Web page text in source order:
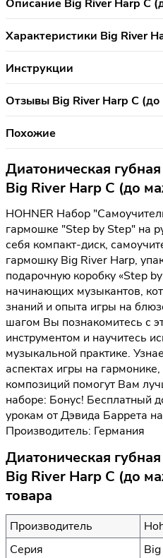
Описание Big River Harp C
Характеристики Big River
Инструкции
Отзывы Big River Harp C
Похожие
Диатоническая
Big River Harp C (до
HOHNER Набор
гармошке "Step by Step" на
себя компакт-диск,
гармошку Big River Harp,
подарочную коробку «Step
начинающих музыкантов,
знаний и опыта игры на
шагом Вы познакомитесь с
инструментом и научитесь
музыкальной практике.
аспектах игры на
композиций помогут Вам
наборе: Бонус! Бесплатный
урокам от Дэвида Баррета
Производитель: Германия
Диатоническая
Big River Harp C (до
товара
Производитель
Серия